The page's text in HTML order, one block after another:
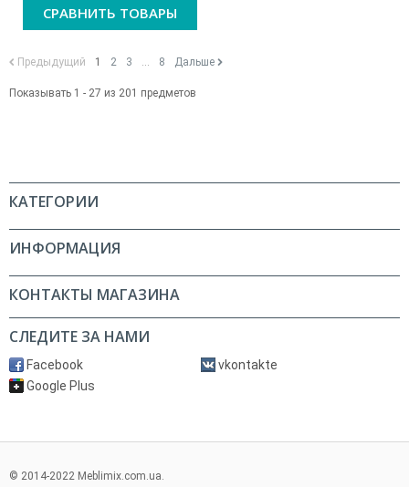
СРАВНИТЬ ТОВАРЫ
Предыдущий 1 2 3 ... 8 Дальше
Показывать 1 - 27 из 201 предметов
КАТЕГОРИИ
ИНФОРМАЦИЯ
КОНТАКТЫ МАГАЗИНА
СЛЕДИТЕ ЗА НАМИ
Facebook
vkontakte
Google Plus
© 2014-2022 Meblimix.com.ua.